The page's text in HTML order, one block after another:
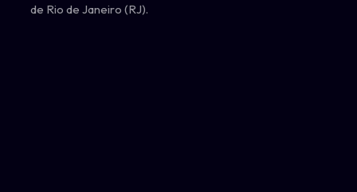
de Rio de Janeiro (RJ).